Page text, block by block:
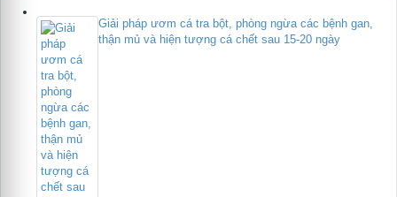
Giải pháp ươm cá tra bột, phòng ngừa các bệnh gan,
thận mủ và hiện tượng cá chết sau 15-20 ngày